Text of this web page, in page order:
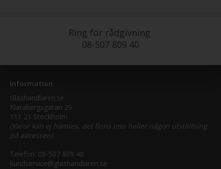
Ring för rådgivning
08-507 809 40
Information
Glashandlaren.se
Klarabergsgatan 29
111 21 Stockholm
(Varor kan ej hämtes; det finns inte heller någon utställning
på adressen)
Telefon: 08-507 809 40
kundservice@glashandlaren.se